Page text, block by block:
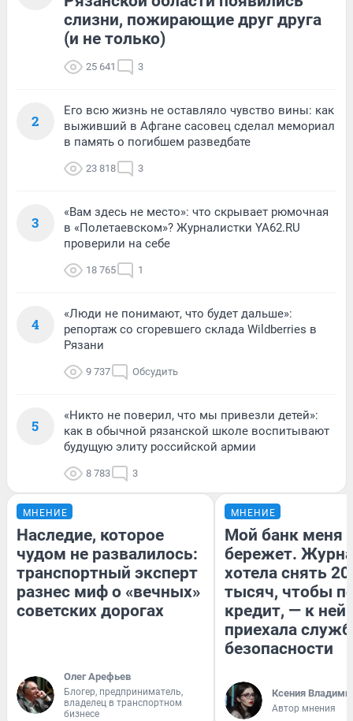
слизни, пожирающие друг друга
(и не только)
25 641 3
2
Его всю жизнь не оставляло чувство вины: как
выживший в Афгане сасовец сделал мемориал
в память о погибшем разведбате
23 818 3
3
«Вам здесь не место»: что скрывает рюмочная
в «Полетаевском»? Журналистки YA62.RU
проверили на себе
18 765 1
4
«Люди не понимают, что будет дальше»:
репортаж со сгоревшего склада Wildberries в
Рязани
9 737 Обсудить
5
«Никто не поверил, что мы привезли детей»:
как в обычной рязанской школе воспитывают
будущую элиту российской армии
8 783 3
МНЕНИЕ
Наследие, которое
чудом не развалилось:
транспортный эксперт
разнес миф о «вечных»
советских дорогах
Олег Арефьев
Блогер, предприниматель,
владелец в транспортном
бизнесе
МНЕНИЕ
Мой банк меня
бережет.
хотела снять
тысяч, чтобы
кредит, — к
приехала
безопасности
Ксения
Автор мнения